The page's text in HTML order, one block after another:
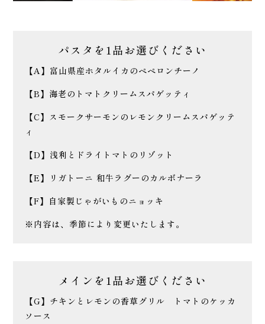
パスタを1品お選びください
【A】富山県産ホタルイカのペペロンチーノ
【B】海老のトマトクリームスパゲッティ
【C】スモークサーモンのレモンクリームスパゲッテ
ィ
【D】浅利とドライトマトのリゾット
【E】リガトーニ 和牛ラグーのカルボナーラ
【F】自家製じゃがいものニョッキ
※内容は、季節により変更いたします。
メインを1品お選びください
【G】チキンとレモンの香草グリル トマトのケッカ
ソース